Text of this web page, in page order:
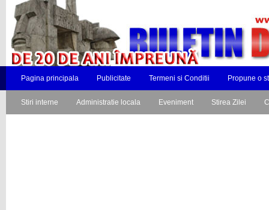
Pagina principala Publicitate Termeni si Conditii Propune o
Stiri interne Administratie locala Eveniment Stirea Zilei